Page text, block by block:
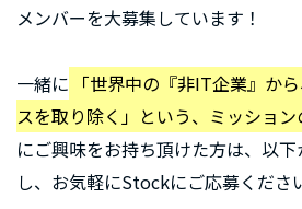
メンバーを大募集しています！
一緒に 「世界中の『非IT企業』か
スを取り除く」という、ミッショ
にご興味をお持ち頂けた方は、以
し、お気軽にStockにご応募くださ